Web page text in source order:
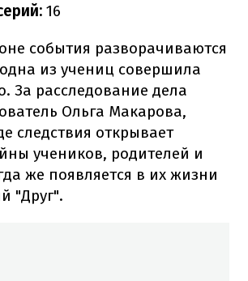
16
события разворачиваются
из учениц совершила
За расследование дела
Ольга Макарова,
следствия открывает
учеников, родителей и
же появляется в их жизни
"Друг".